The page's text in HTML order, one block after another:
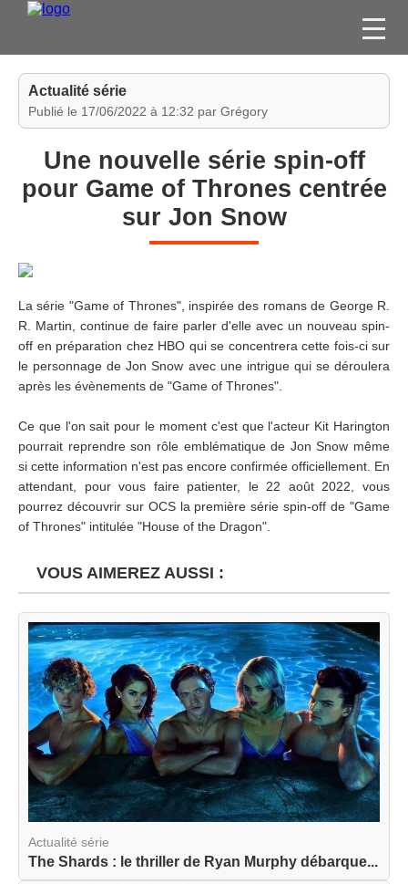
FILMS
JEUX VIDÉO
CONCOURS
MEMBRE
Actualité série
Publié le 17/06/2022 à 12:32 par Grégory
Une nouvelle série spin-off
pour Game of Thrones centrée
sur Jon Snow
La série "Game of Thrones", inspirée des romans de George R.
R. Martin, continue de faire parler d'elle avec un nouveau spin-
off en préparation chez HBO qui se concentrera cette fois-ci sur
le personnage de Jon Snow avec une intrigue qui se déroulera
après les évènements de "Game of Thrones".
Ce que l'on sait pour le moment c'est que l'acteur Kit Harington
pourrait reprendre son rôle emblématique de Jon Snow même
si cette information n'est pas encore confirmée officiellement. En
attendant, pour vous faire patienter, le 22 août 2022, vous
pourrez découvrir sur OCS la première série spin-off de "Game
of Thrones" intitulée "House of the Dragon".
VOUS AIMEREZ AUSSI :
Actualité série
The Shards : le thriller de Ryan Murphy débarque...